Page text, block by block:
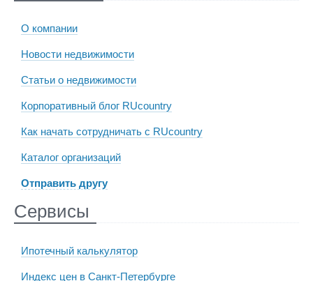
О компании
Новости недвижимости
Статьи о недвижимости
Корпоративный блог RUcountry
Как начать сотрудничать с RUcountry
Каталог организаций
Отправить другу
Сервисы
Ипотечный калькулятор
Индекс цен в Санкт-Петербурге